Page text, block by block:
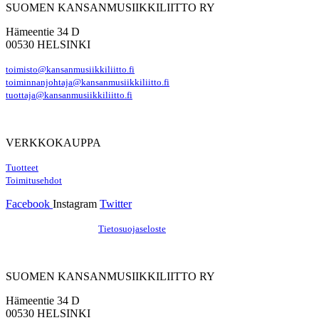
SUOMEN KANSANMUSIIKKILIITTO RY
Hämeentie 34 D
00530 HELSINKI
toimisto@kansanmusiikkiliitto.fi
toiminnanjohtaja@kansanmusiikkiliitto.fi
tuottaja@kansanmusiikkiliitto.fi
VERKKOKAUPPA
Tuotteet
Toimitusehdot
Facebook Instagram Twitter
Tietosuojaseloste
SUOMEN KANSANMUSIIKKILIITTO RY
Hämeentie 34 D
00530 HELSINKI